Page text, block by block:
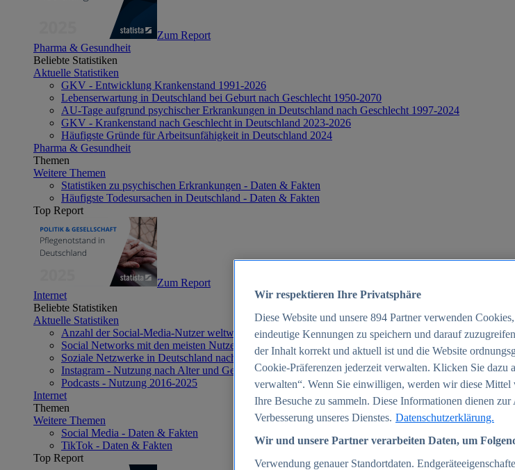
Zum Report
Pharma & Gesundheit
Beliebte Statistiken
Aktuelle Statistiken
GKV - Entwicklung Krankenstand 1991-2026
Lebenserwartung in Deutschland bei Geburt nach Geschlecht 1950-2070
AU-Tage aufgrund psychischer Erkrankungen in Deutschland nach Geschlecht 1997-2024
GKV - Krankenstand nach Geschlecht in Deutschland 2023-2026
Häufigste Gründe für Arbeitsunfähigkeit in Deutschland 2024
Pharma & Gesundheit
Themen
Weitere Themen
Statistiken zu psychischen Erkrankungen - Daten & Fakten
Häufigste Todesursachen in Deutschland - Daten & Fakten
Top Report
Zum Report
Internet
Beliebte Statistiken
Aktuelle Statistiken
Anzahl der Social-Media-Nutzer weltweit 2012-2025
Social Networks mit den meisten Nutzern weltweit 2025
Soziale Netzwerke in Deutschland nach Generationen 2025
Instagram - Nutzung nach Alter und Geschlecht in Deutschland 2025
Podcasts - Nutzung 2016-2025
Internet
Themen
Weitere Themen
Social Media - Daten & Fakten
TikTok - Daten & Fakten
Top Report
Wir respektieren Ihre Privatsphäre
Diese Website und unsere 894 Partner verwenden
eindeutige Kennungen zu speichern und darauf
der Inhalt korrekt und aktuell ist und die Website
Cookie-Präferenzen jederzeit verwalten. Klicken Sie dazu
verwalten“. Wenn Sie einwilligen, werden wir diese
Ihre Besuche zu sammeln. Diese Informationen dienen
Verbesserung unseres Dienstes. Datenschutzerklärung.
Wir und unsere Partner verarbeiten Daten, um
Verwendung genauer Standortdaten.